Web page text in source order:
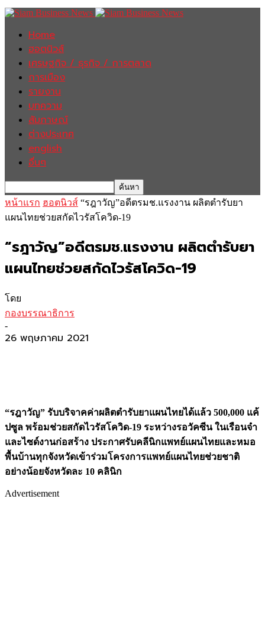
Home
ฮอตนิวส์
เศรษฐกิจ / ธุรกิจ / การตลาด
การเมือง
รายงาน
บทความ
สัมภาษณ์
ต่างประเทศ
english
อื่นๆ
หน้าแรก ฮอตนิวส์ “รฎาวัญ”อดีตรมช.แรงงาน ผลิตตำรับยา
แผนไทยช่วยสกัดไวรัสโควิด-19
“รฎาวัญ”อดีตรมช.แรงงาน ผลิตตำรับยา
แผนไทยช่วยสกัดไวรัสโควิด-19
โดย
กองบรรณาธิการ
-
26 พฤษภาคม 2021
“รฎาวัญ” รับบริจาคค่าผลิตตำรับยาแผนไทยได้แล้ว 500,000 แค้
ปซูล พร้อมช่วยสกัดไวรัสโควิด-19 ระหว่างรอวัคซีน ในเรือนจำ
และไซด์งานก่อสร้าง ประกาศรับคลีนิกแพทย์แผนไทยและหมอ
พื้นบ้านทุกจังหวัดเข้าร่วมโครงการแพทย์แผนไทยช่วยชาติ
อย่างน้อยจังหวัดละ 10 คลินิก
Advertisement